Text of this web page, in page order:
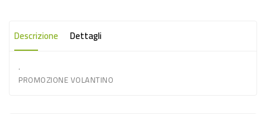
-
Descrizione Dettagli
.
PROMOZIONE VOLANTINO